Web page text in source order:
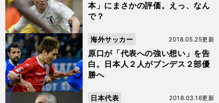
本」にまさかの評価。えっ、なん
で？
原口が「代表への強い想い」を告
白。日本人２人がブンデス２部優
勝へ
2018.05.25更新
海外サッカー
2018.03.16更新
日本代表